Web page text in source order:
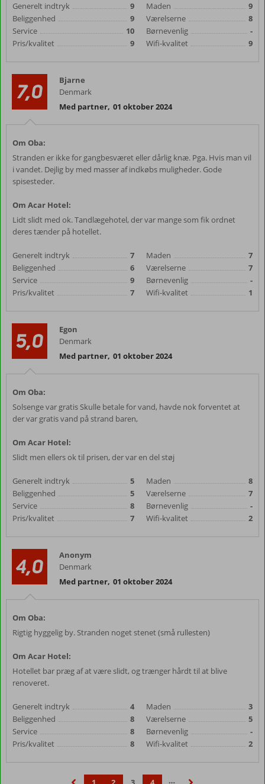
Generelt indtryk
9
Beliggenhed
9
Service
10
Pris/kvalitet
9
Maden
9
Værelserne
8
Børnevenlig
-
Wifi-kvalitet
9
7,0
Bjarne
Denmark
Med partner, 01 oktober 2024
Om Oba:
Stranden er ikke for gangbesværet eller dårlig knæ. Pga. Hvis man vil
i vandet. Dejlig by med masser af indkøbs muligheder. Gode
spisesteder.
Om Acar Hotel:
Lidt slidt med ok. Tandlægehotel, der var mange som fik ordnet
deres tænder på hotellet.
Generelt indtryk
7
Beliggenhed
6
Service
9
Pris/kvalitet
7
Maden
7
Værelserne
7
Børnevenlig
-
Wifi-kvalitet
1
5,0
Egon
Denmark
Med partner, 01 oktober 2024
Om Oba:
Solsenge var gratis Skulle betale for vand, havde nok forventet at
der var gratis vand på strand baren,
Om Acar Hotel:
Slidt men ellers ok til prisen, der var en del støj
Generelt indtryk
5
Beliggenhed
5
Service
8
Pris/kvalitet
7
Maden
8
Værelserne
7
Børnevenlig
-
Wifi-kvalitet
2
4,0
Anonym
Denmark
Med partner, 01 oktober 2024
Om Oba:
Rigtig hyggelig by. Stranden noget stenet (små rullesten)
Om Acar Hotel:
Hotellet bar præg af at være slidt, og trænger hårdt til at blive
renoveret.
Generelt indtryk
4
Beliggenhed
8
Service
8
Pris/kvalitet
8
Maden
3
Værelserne
5
Børnevenlig
-
Wifi-kvalitet
2
…